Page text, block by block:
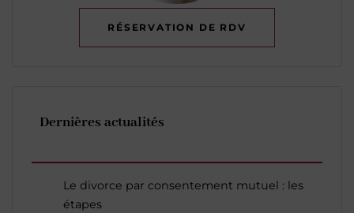
RÉSERVATION DE RDV
Dernières actualités
Le divorce par consentement mutuel : les
étapes